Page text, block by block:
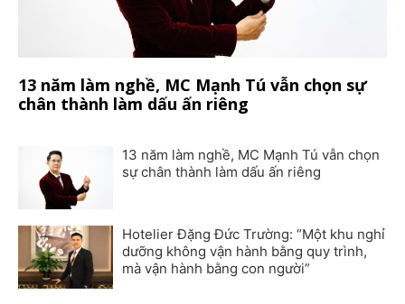
13 năm làm nghề, MC Mạnh Tú vẫn chọn sự
chân thành làm dấu ấn riêng
13 năm làm nghề, MC Mạnh Tú vẫn chọn
sự chân thành làm dấu ấn riêng
Hotelier Đặng Đức Trường: “Một khu nghỉ
dưỡng không vận hành bằng quy trình,
mà vận hành bằng con người”